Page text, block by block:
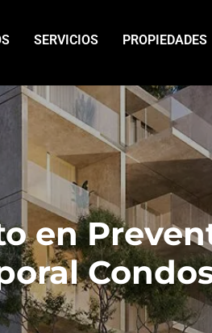
SERVICIOS PROPIEDADES
en